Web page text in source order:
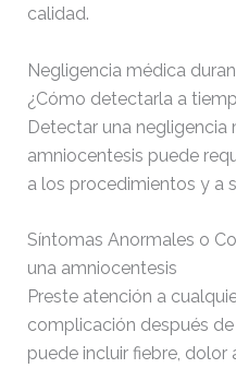
calidad.
Negligencia médica
¿Cómo detectarla a
Detectar una negligencia
amniocentesis puede
a los procedimientos y a
Síntomas Anormales o
una amniocentesis
Preste atención a
complicación después
puede incluir fiebre, dolor